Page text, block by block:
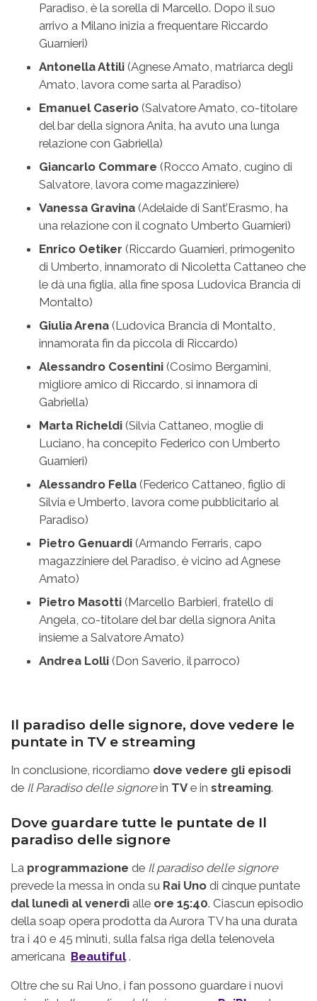
Paradiso, è la sorella di Marcello. Dopo il suo
arrivo a Milano inizia a frequentare Riccardo
Guarnieri)
Antonella Attili (Agnese Amato, matriarca degli
Amato, lavora come sarta al Paradiso)
Emanuel Caserio (Salvatore Amato, co-titolare
del bar della signora Anita, ha avuto una lunga
relazione con Gabriella)
Giancarlo Commare (Rocco Amato, cugino di
Salvatore, lavora come magazziniere)
Vanessa Gravina (Adelaide di Sant’Erasmo, ha
una relazione con il cognato Umberto Guarnieri)
Enrico Oetiker (Riccardo Guarnieri, primogenito
di Umberto, innamorato di Nicoletta Cattaneo che
le dà una figlia, alla fine sposa Ludovica Brancia di
Montalto)
Giulia Arena (Ludovica Brancia di Montalto,
innamorata fin da piccola di Riccardo)
Alessandro Cosentini (Cosimo Bergamini,
migliore amico di Riccardo, si innamora di
Gabriella)
Marta Richeldi (Silvia Cattaneo, moglie di
Luciano, ha concepito Federico con Umberto
Guarnieri)
Alessandro Fella (Federico Cattaneo, figlio di
Silvia e Umberto, lavora come pubblicitario al
Paradiso)
Pietro Genuardi (Armando Ferraris, capo
magazziniere del Paradiso, è vicino ad Agnese
Amato)
Pietro Masotti (Marcello Barbieri, fratello di
Angela, co-titolare del bar della signora Anita
insieme a Salvatore Amato)
Andrea Lolli (Don Saverio, il parroco)
Il paradiso delle signore, dove vedere le
puntate in TV e streaming
In conclusione, ricordiamo dove vedere gli episodi
de Il Paradiso delle signorein TVe in streaming.
Dove guardare tutte le puntate de Il
paradiso delle signore
La programmazione de Il paradiso delle signore
prevede la messa in onda su Rai Uno di cinque puntate
dal lunedì al venerdì alle ore 15:40. Ciascun episodio
della soap opera prodotta da Aurora TV ha una durata
tra i 40 e 45 minuti, sulla falsa riga della telenovela
americana Beautiful .
Oltre che su Rai Uno, i fan possono guardare i nuovi